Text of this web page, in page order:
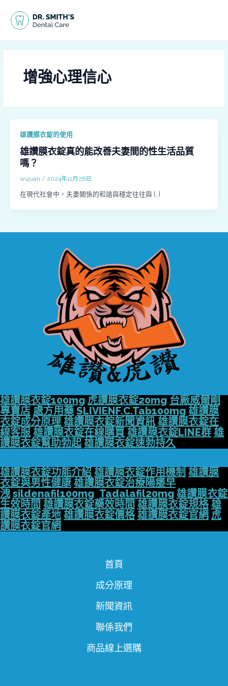
增強心理信心
雄讚膜衣錠的使用
雄讚膜衣錠真的能改善夫妻間的性生活品質
嗎？
wujuan / 2024年11月26日
在現代社會中，夫妻關係的和諧與穩定往往與 […]
雄讚膜衣錠100mg 虎讚膜衣錠20mg 台廠威爾剛
專賣店 處方用藥 SLIVIENF.C.Tab100mg 雄讚膜
衣錠成分原理 雄讚膜衣錠新聞資訊 雄讚膜衣錠在
線客服 雄讚膜衣錠在線購買 雄讚膜衣錠LINE群 雄
讚膜衣錠幫助勃起 雄讚膜衣錠速勃持久
雄讚膜衣錠功能介紹 雄讚膜衣錠作用機制 雄讚膜
衣錠與男性健康 雄讚膜衣錠治療陽痿早
洩 sildenafil100mg Tadalafil20mg 雄讚膜衣錠
生效時間 雄讚膜衣錠藥效時間 雄讚膜衣錠規格 雄
讚膜衣錠產地 雄讚膜衣錠價格 雄讚膜衣錠官網 虎
讚膜衣錠官網
首頁
成分原理
新聞資訊
聯係我們
商品線上選購